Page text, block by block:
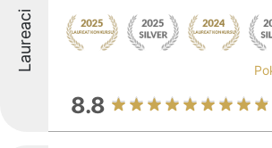
Laureaci
8.8